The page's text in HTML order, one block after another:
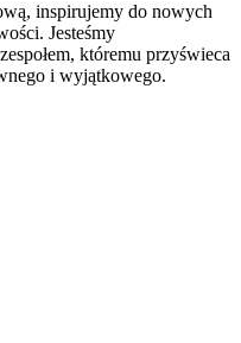
inspirujemy do nowych
Jesteśmy
któremu przyświeca
i wyjątkowego.